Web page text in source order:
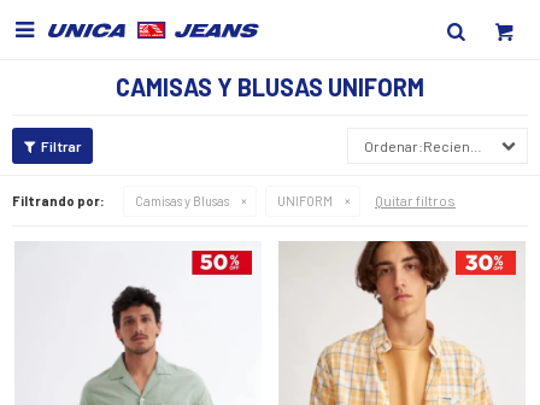

CAMISAS Y BLUSAS UNIFORM
Recientes
Filtrando por: Camisas y Blusas UNIFORM Quitar filtros